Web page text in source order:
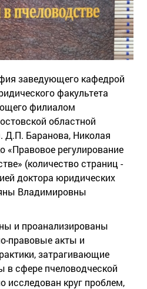
заведующего кафедрой
факультета
филиалом
областной
Д.П. Баранова, Николая
«Правовое регулирование
(количество страниц -
доктора юридических
Владимировны
и проанализированы
правовые акты и
затрагивающие
сфере пчеловодческой
исследован круг проблем,